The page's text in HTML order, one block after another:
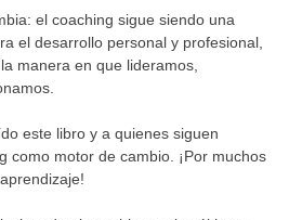
el coaching sigue siendo una
el desarrollo personal y profesional,
manera en que lideramos,
este libro y a quienes siguen
como motor de cambio. ¡Por muchos